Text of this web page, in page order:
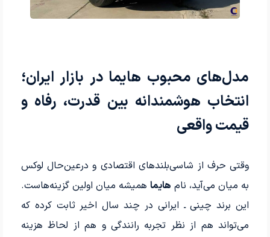
مدل‌های محبوب هایما در بازار ایران؛
انتخاب هوشمندانه بین قدرت، رفاه و
قیمت واقعی
وقتی حرف از شاسی‌بلندهای اقتصادی و درعین‌حال لوکس
به میان می‌آید، نام هایما همیشه میان اولین گزینه‌هاست.
این برند چینی ـ ایرانی در چند سال اخیر ثابت کرده که
می‌تواند هم از نظر تجربه رانندگی و هم از لحاظ هزینه